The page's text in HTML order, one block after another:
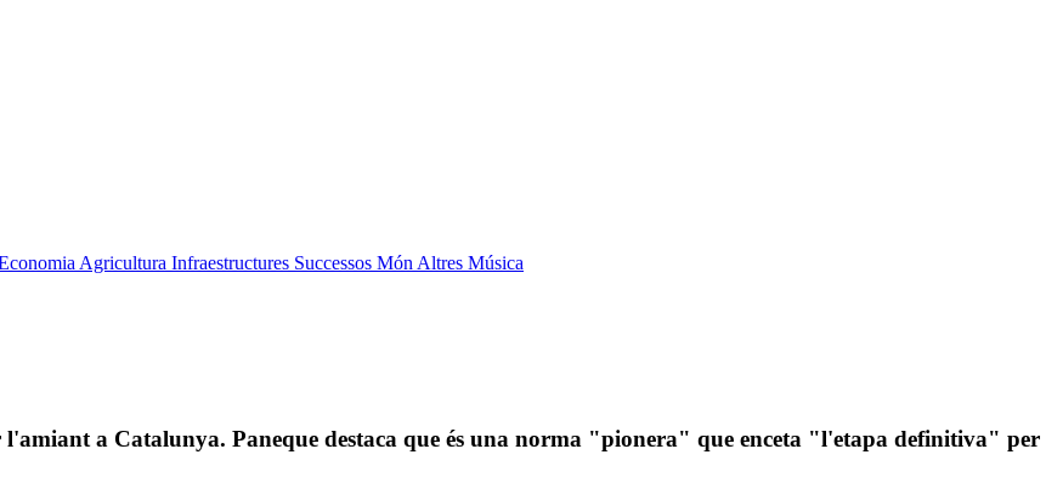
Agricultura Infraestructures Successos Món Altres Música
a Catalunya. Paneque destaca que és una norma "pionera" que enceta "l'etapa definitiva" per